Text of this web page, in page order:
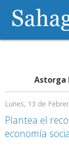
Astorga
Lunes, 13 de
Plantea el
economía